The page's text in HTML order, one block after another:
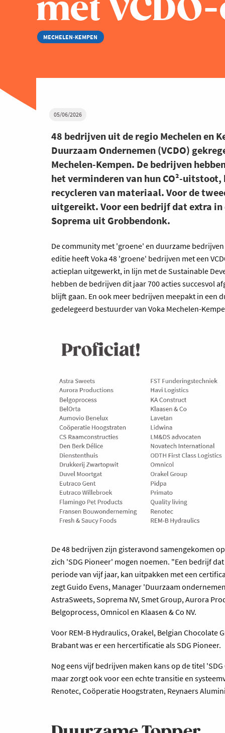
met
MECHELEN-KEMPEN
05/06/2026
48 bedrijven uit de regio Mechelen en
Duurzaam Ondernemen (VCDO)
Mechelen-Kempen. De bedrijven
het verminderen van hun CO²-
recycleren van materiaal. Voor de
uitgereikt. Voor een bedrijf dat extra
Soprema uit Grobbendonk.
De community met 'groene' en duurzame
editie heeft Voka 48 'groene' bedrijven met een
actieplan uitgewerkt, in lijn met de Sustainable
hebben de bedrijven dit jaar 700 acties succesvol
blijft gaan. En ook meer bedrijven meepakt in een
gedelegeerd bestuurder van Voka Mechelen-
De 48 bedrijven zijn gisteravond samengekomen
zich 'SDG Pioneer' mogen noemen. "Een bedrijf
periode van vijf jaar, kan uitpakken met een
zegt Guido Evens, Manager 'Duurzaam
AstraSweets, Soprema NV, Smet Group, Aurora
Belgoprocess, Omnicol en Klaasen & Co NV.
Voor REM-B Hydraulics, Orakel, Belgian Chocolate
Brabant was er een hercertificatie als SDG Pioneer.
Nog eens vijf bedrijven maken kans op de titel
maar zorgt ook voor een echte transitie en
Renotec, Coöperatie Hoogstraten, Reynaers